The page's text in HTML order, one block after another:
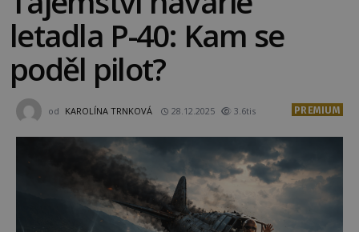
letadla P-40: Kam se
poděl pilot?
od KAROLÍNA TRNKOVÁ 28.12.2025 3.6tis PREMIUM